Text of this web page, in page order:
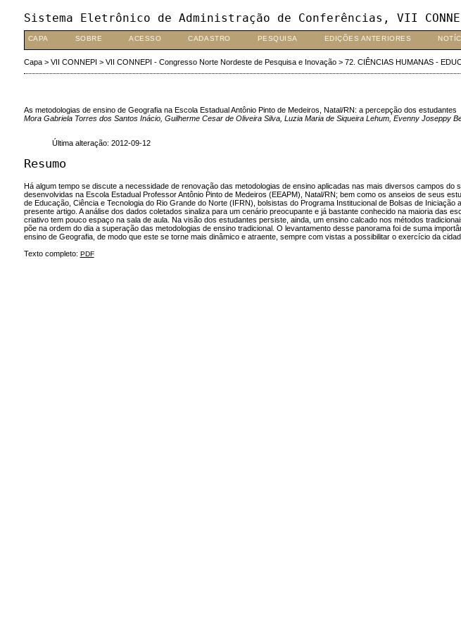
Sistema Eletrônico de Administração de Conferências, VII
CAPA SOBRE ACESSO CADASTRO PESQUISA EDIÇÕES ANTERIORES
Capa> VII CONNEPI > VII CONNEPI - Congresso Norte Nordeste de Pesquisa e Inovação> 72. CIÊNCIAS HUMANAS -
As metodologias de ensino de Geografia na Escola Estadual Antônio Pinto de Medeiros, Natal/RN: a percepção dos estudantes
Mora Gabriela Torres dos Santos Inácio, Guilherme Cesar de Oliveira Silva, Luzia Maria de Siqueira Lehum, Evenny Joseppy
Última alteração: 2012-09-12
Resumo
Há algum tempo se discute a necessidade de renovação das metodologias de ensino aplicadas nas mais diversos campos
desenvolvidas na Escola Estadual Professor Antônio Pinto de Medeiros (EEAPM), Natal/RN; bem como os anseios de seus
de Educação, Ciência e Tecnologia do Rio Grande do Norte (IFRN), bolsistas do Programa Institucional de Bolsas de
presente artigo. A análise dos dados coletados sinaliza para um cenário preocupante e já bastante conhecido na maioria das
criativo tem pouco espaço na sala de aula. Na visão dos estudantes persiste, ainda, um ensino calcado nos métodos
põe na ordem do dia a superação das metodologias de ensino tradicional. O levantamento desse panorama foi de suma
ensino de Geografia, de modo que este se torne mais dinâmico e atraente, sempre com vistas a possibilitar o exercício da
Texto completo: PDF